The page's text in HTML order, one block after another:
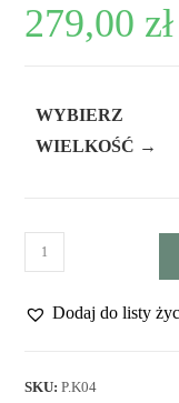
279,00 zł
WYBIERZ
WIELKOŚĆ →
Dodaj do listy
SKU:P.K04